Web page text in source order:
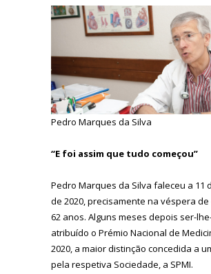
Pedro Marques da Silva
“E foi assim que tudo começou”
Pedro Marques da Silva faleceu a 11
de 2020, precisamente na véspera
62 anos. Alguns meses depois ser-
atribuído o Prémio Nacional de
2020, a maior distinção concedida a
pela respetiva Sociedade, a SPMI.